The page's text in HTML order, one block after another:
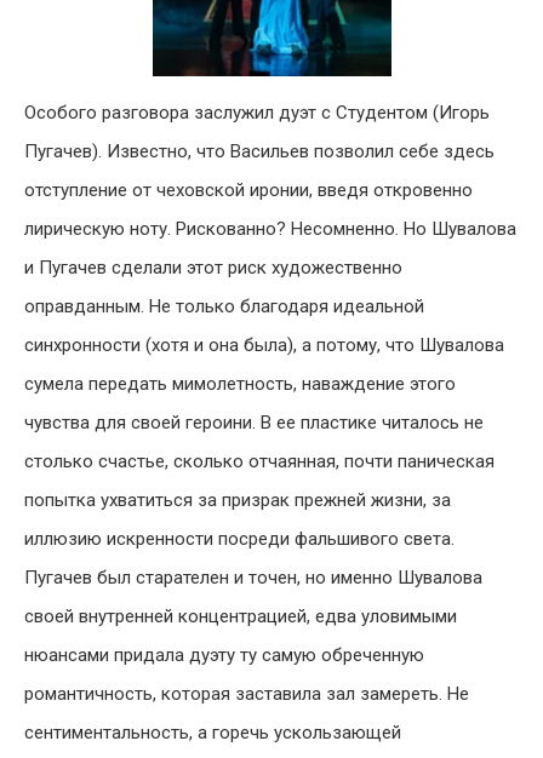
Особого разговора заслужил дуэт с Студентом (Игорь
Пугачев). Известно, что Васильев позволил себе здесь
отступление от чеховской иронии, введя откровенно
лирическую ноту. Рискованно? Несомненно. Но Шувалова
и Пугачев сделали этот риск художественно
оправданным. Не только благодаря идеальной
синхронности (хотя и она была), а потому, что Шувалова
сумела передать мимолетность, наваждение этого
чувства для своей героини. В ее пластике читалось не
столько счастье, сколько отчаянная, почти паническая
попытка ухватиться за призрак прежней жизни, за
иллюзию искренности посреди фальшивого света.
Пугачев был старателен и точен, но именно Шувалова
своей внутренней концентрацией, едва уловимыми
нюансами придала дуэту ту самую обреченную
романтичность, которая заставила зал замереть. Не
сентиментальность, а горечь ускользающей